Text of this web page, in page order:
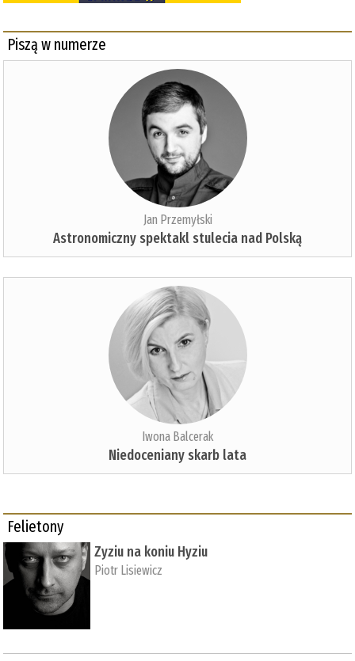
Piszą w numerze
Jan Przemyłski
Astronomiczny spektakl stulecia nad Polską
Iwona Balcerak
Niedoceniany skarb lata
Felietony
Zyziu na koniu Hyziu
Piotr Lisiewicz